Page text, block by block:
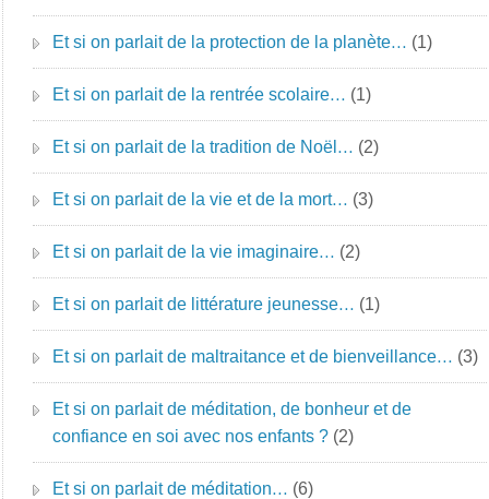
Et si on parlait de la protection de la planète… (1)
Et si on parlait de la rentrée scolaire… (1)
Et si on parlait de la tradition de Noël… (2)
Et si on parlait de la vie et de la mort… (3)
Et si on parlait de la vie imaginaire… (2)
Et si on parlait de littérature jeunesse… (1)
Et si on parlait de maltraitance et de bienveillance… (3)
Et si on parlait de méditation, de bonheur et de
confiance en soi avec nos enfants ? (2)
Et si on parlait de méditation… (6)